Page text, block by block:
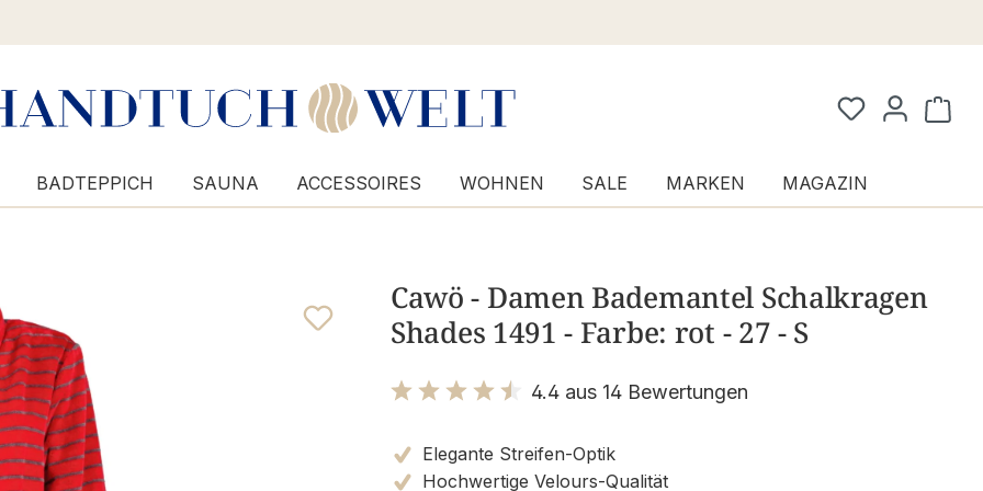
BADTEPPICH SAUNA ACCESSOIRES WOHNEN SALE MARKEN MAGAZIN
Cawö - Damen Bademantel Schalkragen
Shades 1491 - Farbe: rot - 27 - S
4.4 aus 14 Bewertungen
Elegante Streifen-Optik
Hochwertige Velours-Qualität